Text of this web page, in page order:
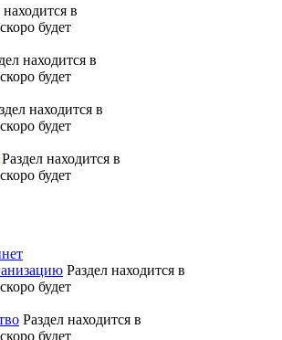
находится в
будет
находится в
будет
находится в
будет
Раздел находится в
будет
Раздел находится в
будет
Раздел находится в
будет